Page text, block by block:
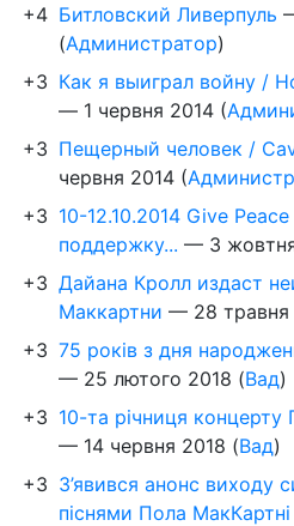
+4 Битловский Ливерпуль
(Администратор)
+3 Как я выиграл войну /
— 1 червня 2014 (
+3 Пещерный человек /
червня 2014 (
+3 10-12.10.2014 Give
поддержку... — 3
+3 Дайана Кролл издаст
Маккартни — 28
+3 75 років з дня
— 25 лютого 2018 (Вад)
+3 10-та річниця концерту
— 14 червня 2018 (Вад)
+3 З’явився анонс виходу
піснями Пола МакКартні